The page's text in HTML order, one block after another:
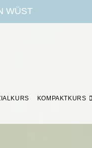
WÜST
KOMPAKTKURS